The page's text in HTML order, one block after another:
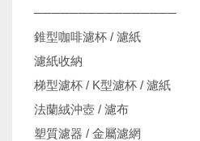
────────────────
錐型咖啡濾杯 / 濾紙
濾紙收納
梯型濾杯 / K型濾杯 / 濾紙
法蘭絨沖壺 / 濾布
塑質濾器 / 金屬濾網